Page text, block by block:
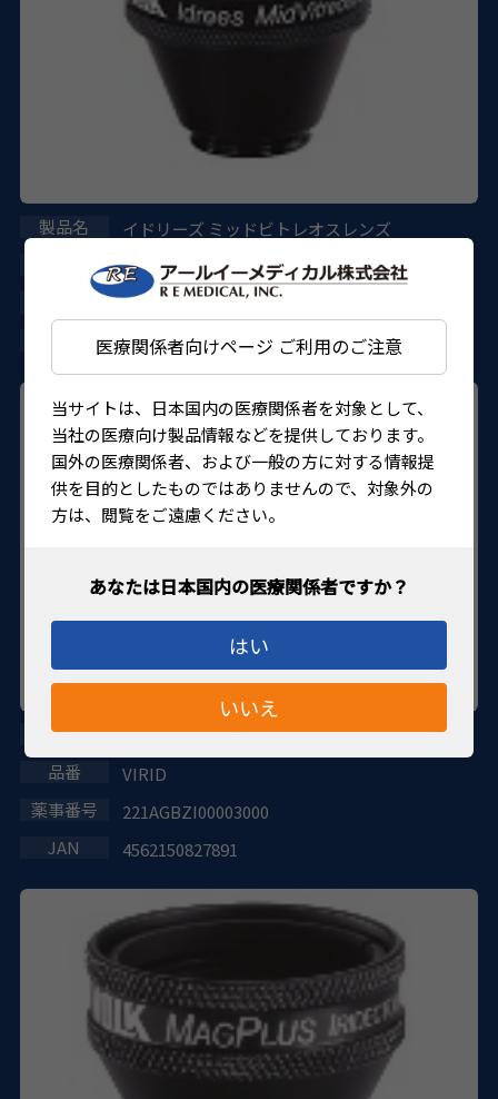
医療関係者向けページ ご利用のご注意
当サイトは、日本国内の医療関係者を対象として、
当社の医療向け製品情報などを提供しております。
国外の医療関係者、および一般の方に対する情報提
供を目的としたものではありませんので、対象外の
方は、閲覧をご遠慮ください。
はい
いいえ
イドリーズ ミッドビトレオスレンズ
VIMV
302AGBZX00084000
4571157705224
イリデクトミーレーザー
VIRID
221AGBZI00003000
4562150827891